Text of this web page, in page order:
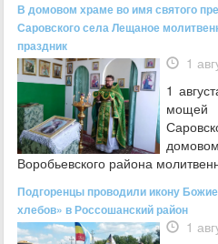
В домовом храме во имя святого
Саровского села Лещаное
праздник
1
1
мощей
Воробьевского района
Подгоренцы проводили икону
хлебов» в Россошанский район
1